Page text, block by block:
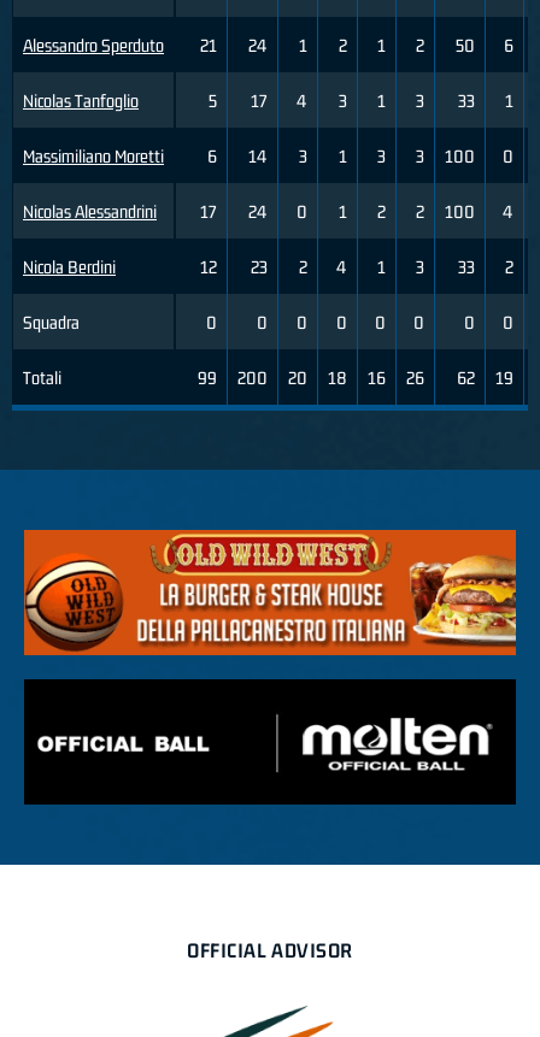
Alessandro Sperduto
Nicolas Tanfoglio
Massimiliano Moretti
Nicolas Alessandrini
Nicola Berdini
Squadra
Totali
21 24 1 2 1 2 50 6
5 17 4 3 1 3 33 1
6 14 3 1 3 3 100 0
17 24 0 1 2 2 100 4
12 23 2 4 1 3 33 2
0 0 0 0 0 0 0 0
99 200 20 18 16 26 62 19
OFFICIAL ADVISOR